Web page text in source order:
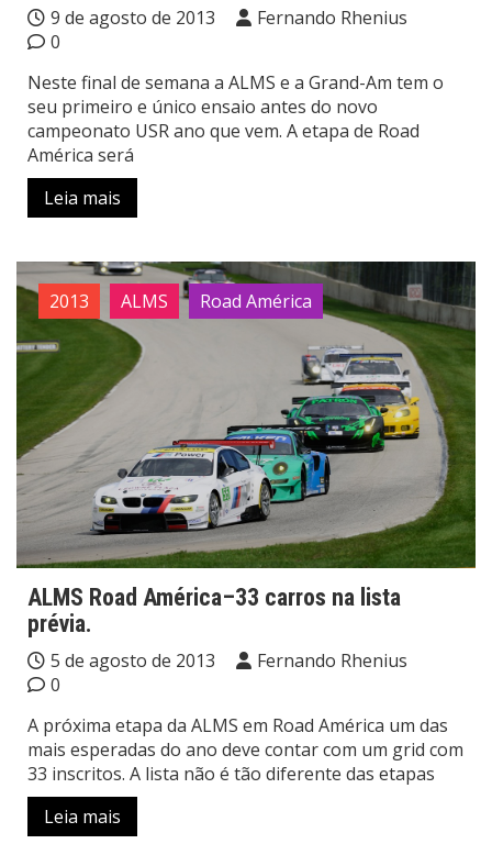
9 de agosto de 2013
Fernando Rhenius
0
Neste final de semana a ALMS e a Grand-Am tem o
seu primeiro e único ensaio antes do novo
campeonato USR ano que vem. A etapa de Road
América será
Leia mais
2013 ALMS Road América
ALMS Road América–33 carros na lista
prévia.
5 de agosto de 2013
Fernando Rhenius
0
A próxima etapa da ALMS em Road América um das
mais esperadas do ano deve contar com um grid com
33 inscritos. A lista não é tão diferente das etapas
Leia mais